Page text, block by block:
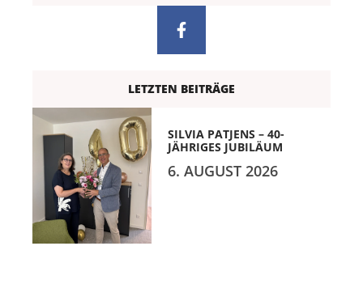
LETZTEN BEITRÄGE
SILVIA PATJENS – 40-
JÄHRIGES JUBILÄUM
6. AUGUST 2026